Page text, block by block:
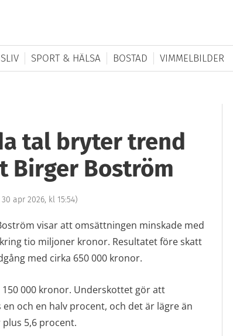
SPORT & HÄLSA BOSTAD VIMMELBILDER
tal bryter trend
Birger Boström
apr 2026, kl 15:54)
visar att omsättningen minskade med
tio miljoner kronor. Resultatet före skatt
med cirka 650 000 kronor.
000 kronor. Underskottet gör att
och en halv procent, och det är lägre än
5,6 procent.